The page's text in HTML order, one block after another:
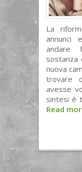
La
annunci
andare
sostanza
nuova
trovare
avesse
sintesi è
Read